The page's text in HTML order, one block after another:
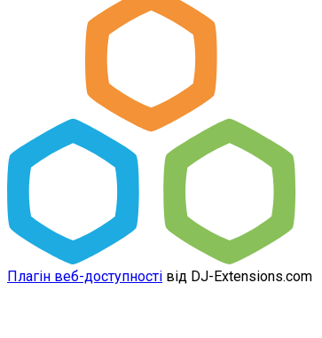
Плагін веб-доступності від DJ-Extensions.com